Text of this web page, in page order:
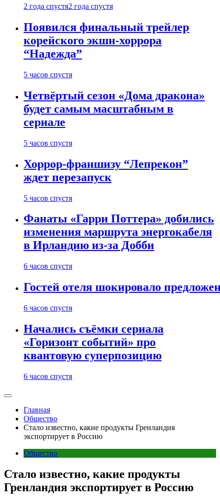
2 года спустя2 года спустя
Появился финальный трейлер
корейского экшн-хоррора
“Надежда”
5 часов спустя
Четвёртый сезон «Дома дракона»
будет самым масштабным в
сериале
5 часов спустя
Хоррор-франшизу “Лепрекон”
ждет перезапуск
5 часов спустя
Фанаты «Гарри Поттера» добились
изменения маршрута энергокабеля
в Ирландию из-за Добби
6 часов спустя
Гостей отеля шокировало
6 часов спустя
Начались съёмки сериала
«Горизонт событий» про
квантовую суперпозицию
6 часов спустя
Главная
Общество
Стало известно, какие продукты Гренландия
экспортирует в Россию
Общество
Стало известно, какие продукты
Гренландия экспортирует в Россию